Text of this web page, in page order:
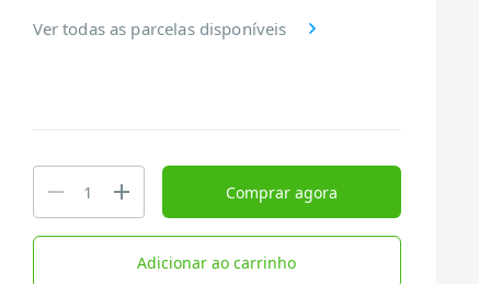
Ver todas as parcelas disponíveis
Comprar agora
Adicionar ao carrinho